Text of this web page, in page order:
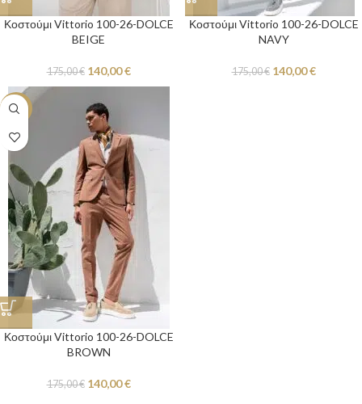
Κοστούμι Vittorio 100-26-DOLCE
BEIGE
175,00€ 140,00€
Κοστούμι Vittorio 100-26-DOLCE
NAVY
175,00€ 140,00€
-20%
Κοστούμι Vittorio 100-26-DOLCE
BROWN
175,00€ 140,00€